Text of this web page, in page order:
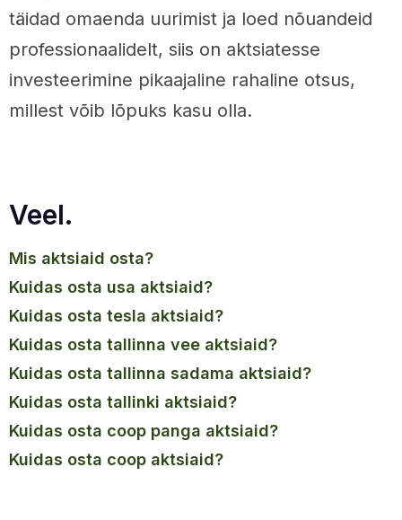
täidad omaenda uurimist ja loed nõuandeid
professionaalidelt, siis on aktsiatesse
investeerimine pikaajaline rahaline otsus,
millest võib lõpuks kasu olla.
Veel.
mis aktsiaid osta?
kuidas osta usa aktsiaid?
kuidas osta tesla aktsiaid?
kuidas osta tallinna vee aktsiaid?
kuidas osta tallinna sadama aktsiaid?
kuidas osta tallinki aktsiaid?
kuidas osta coop panga aktsiaid?
kuidas osta coop aktsiaid?